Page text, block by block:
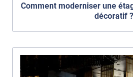
Comment moderniser une
décoratif ?